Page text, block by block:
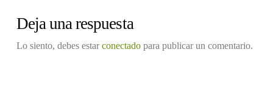
Deja una respuesta
Lo siento, debes estarconectadopara publicar un comentario.